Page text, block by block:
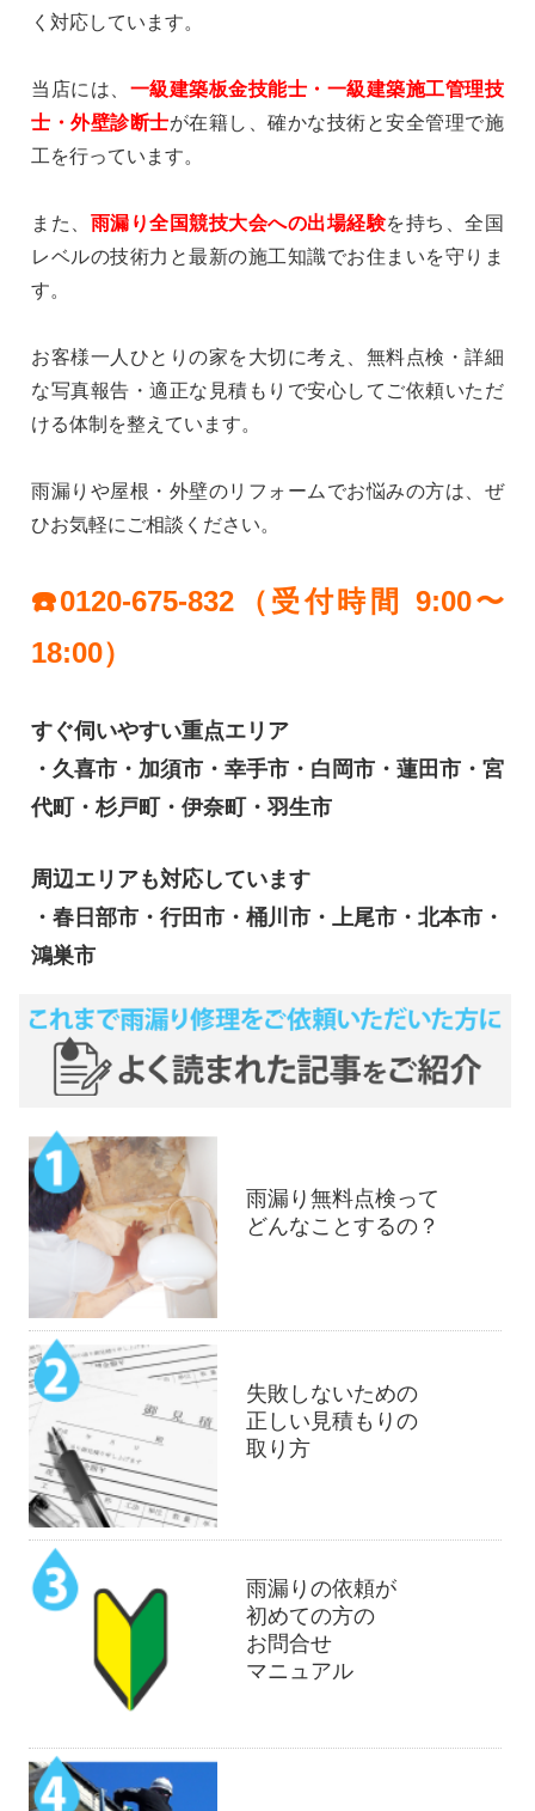
く対応しています。
当店には、 一級建築板金技能士・一級建築施工管理技
士・外壁診断士が在籍し、確かな技術と安全管理で施
工を行っています。
また、 雨漏り全国競技大会への出場経験を持ち、全国
レベルの技術力と最新の施工知識でお住まいを守りま
す。
お客様一人ひとりの家を大切に考え、無料点検・詳細
な写真報告・適正な見積もりで安心してご依頼いただ
ける体制を整えています。
雨漏りや屋根・外壁のリフォームでお悩みの方は、ぜ
ひお気軽にご相談ください。
☎️0120-675-832（受付時間 9:00〜
18:00）
すぐ伺いやすい重点エリア
・久喜市・加須市・幸手市・白岡市・蓮田市・宮
代町・杉戸町・伊奈町・羽生市
周辺エリアも対応しています
・春日部市・行田市・桶川市・上尾市・北本市・
鴻巣市
雨漏り無料点検って
どんなことするの？
失敗しないための
正しい見積もりの
取り方
雨漏りの依頼が
初めての方の
お問合せ
マニュアル